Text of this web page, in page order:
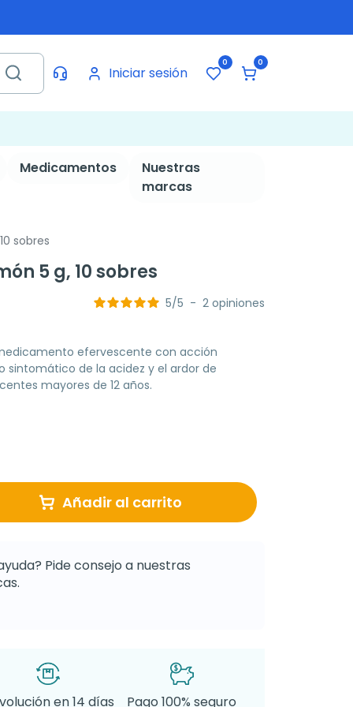
Iniciar sesión
0 0
Medicamentos
Nuestras
marcas
sobres
5 g, 10 sobres
5/5 - 2 opiniones
efervescente con acción
sintomático de la acidez y el ardor de
mayores de 12 años.
Añadir al carrito
Pide consejo a nuestras
en 14 días
Pago 100% seguro